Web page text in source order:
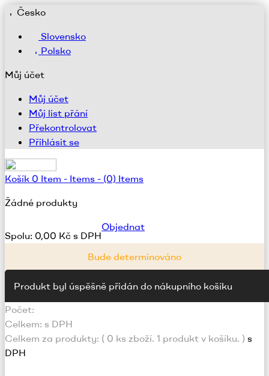
Česko
Slovensko
Polsko
Můj účet
Můj účet
Můj list přání
Překontrolovat
Přihlásit se
Košík 0 Item - Items - (0) Items
Žádné produkty
Spolu: 0,00 Kč s DPH
Objednat
Bude determinováno
Produkt byl úspěšně přidán do nákupního košíku
Počet:
Celkem: s DPH
Celkem za produkty: ( 0 ks zboží. 1 produkt v košíku. ) s
DPH